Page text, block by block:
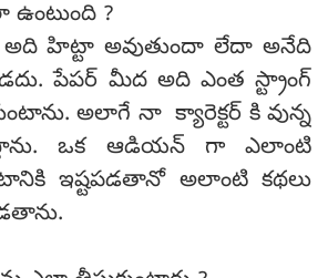
?
అది హిట్టా అవుతుందా లేదా అనేది
పేపర్ మీద అది ఎంత స్ట్రాంగ్
అలాగే నా క్యారెక్టర్ కి వున్న
ఒక ఆడియన్ గా ఎలాంటి
ఇష్టపడతానో అలాంటి కథలు